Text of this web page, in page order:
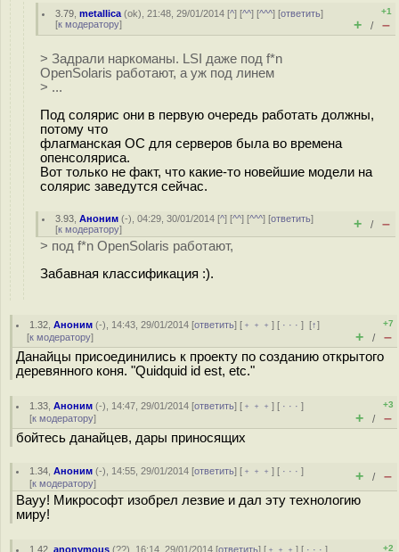
3.79 ,metallica (ok), 21:48, 29/01/2014 [^] [^^] [^^^] [ответить]
[к модератору]
+1
+ / –
> Задрали наркоманы. LSI даже под f*n
OpenSolaris работают, а уж под линем
> ...
Под солярис они в первую очередь работать должны,
потому что
флагманская ОС для серверов была во времена
опенсоляриса.
Вот только не факт, что какие-то новейшие модели на
солярис заведутся сейчас.
3.93 ,Аноним (-), 04:29, 30/01/2014 [^] [^^] [^^^] [ответить]
[к модератору] + / –
> под f*n OpenSolaris работают,
Забавная классификация :).
1.32 ,Аноним (-), 14:43, 29/01/2014 [ответить] [ ﹢﹢﹢] [ · · ·][↑]
[к модератору]
+7
+ / –
Данайцы присоединились к проекту по созданию открытого
деревянного коня. "Quidquid id est, etc."
1.33 ,Аноним (-), 14:47, 29/01/2014 [ответить] [ ﹢﹢﹢] [ · · ·]
[к модератору]
+3
+ / –
бойтесь данайцев, дары приносящих
1.34 ,Аноним (-), 14:55, 29/01/2014 [ответить] [ ﹢﹢﹢] [ · · ·]
[к модератору] + / –
Вауу! Микрософт изобрел лезвие и дал эту технологию
миру!
1.42 ,anonymous (??), 16:14, 29/01/2014 [ответить] [ ﹢﹢﹢] [ · · ·] +2